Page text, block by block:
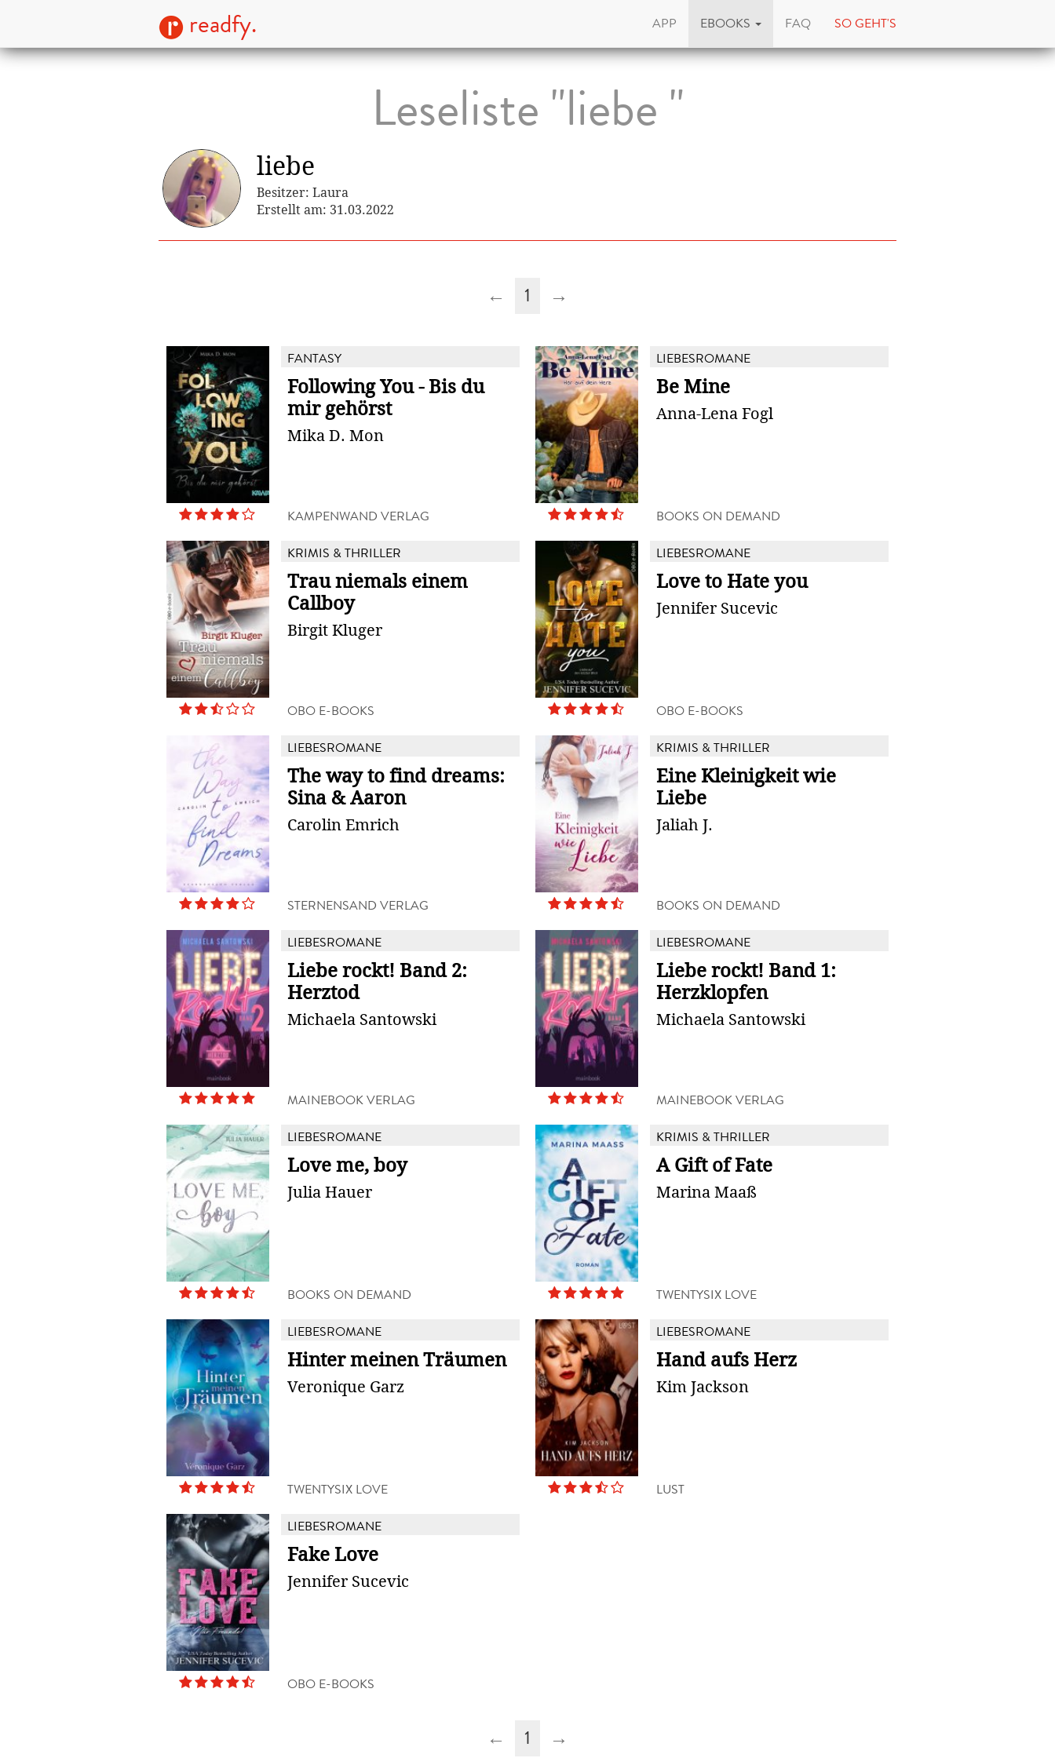
readfy. APP EBOOKS FAQ SO GEHT'S
Leseliste "liebe "
liebe
Besitzer: Laura
Erstellt am: 31.03.2022
← 1 →
FANTASY
Following You - Bis du
mir gehörst
Mika D. Mon
KAMPENWAND VERLAG
LIEBESROMANE
Be Mine
Anna-Lena Fogl
BOOKS ON DEMAND
KRIMIS & THRILLER
Trau niemals einem
Callboy
Birgit Kluger
OBO E-BOOKS
LIEBESROMANE
Love to Hate you
Jennifer Sucevic
OBO E-BOOKS
LIEBESROMANE
The way to find dreams:
Sina & Aaron
Carolin Emrich
STERNENSAND VERLAG
KRIMIS & THRILLER
Eine Kleinigkeit wie
Liebe
Jaliah J.
BOOKS ON DEMAND
LIEBESROMANE
Liebe rockt! Band 2:
Herztod
Michaela Santowski
MAINEBOOK VERLAG
LIEBESROMANE
Liebe rockt! Band 1:
Herzklopfen
Michaela Santowski
MAINEBOOK VERLAG
LIEBESROMANE
Love me, boy
Julia Hauer
BOOKS ON DEMAND
KRIMIS & THRILLER
A Gift of Fate
Marina Maaß
TWENTYSIX LOVE
LIEBESROMANE
Hinter meinen Träumen
Veronique Garz
TWENTYSIX LOVE
LIEBESROMANE
Hand aufs Herz
Kim Jackson
LUST
LIEBESROMANE
Fake Love
Jennifer Sucevic
OBO E-BOOKS
← 1 →